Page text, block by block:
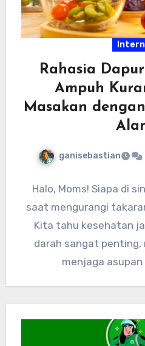
Rahasia
Ampuh
Masakan
ganisebastian
Halo, Moms! Siapa di
saat mengurangi
Kita tahu kesehatan
darah sangat
menjaga asupan